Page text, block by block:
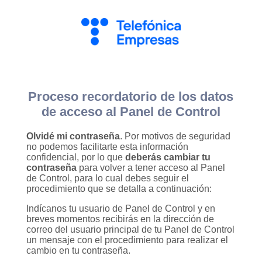
Proceso recordatorio de los datos
de acceso al Panel de Control
Olvidé mi contraseña. Por motivos de seguridad
no podemos facilitarte esta información
confidencial, por lo que deberás cambiar tu
contraseñapara volver a tener acceso al Panel
de Control, para lo cual debes seguir el
procedimiento que se detalla a continuación:
Indícanos tu usuario de Panel de Control y en
breves momentos recibirás en la dirección de
correo del usuario principal de tu Panel de Control
un mensaje con el procedimiento para realizar el
cambio en tu contraseña.